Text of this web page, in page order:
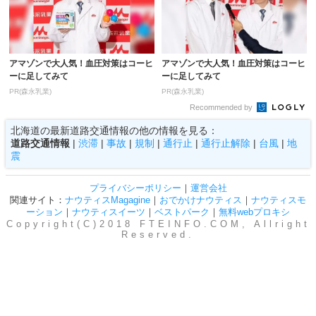
アマゾンで大人気！血圧対策はコーヒ
ーに足してみて
PR(森永乳業)
アマゾンで大人気！血圧対策はコーヒ
ーに足してみて
PR(森永乳業)
Recommended by
北海道の最新道路交通情報の他の情報を見る：
道路交通情報 | 渋滞 | 事故 | 規制 | 通行止 | 通行止解除 | 台風 | 地
震
プライバシーポリシー ｜ 運営会社
関連サイト： ナウティスMagagine ｜ おでかけナウティス ｜ ナウティスモ
ーション ｜ ナウティスイーツ ｜ ベストパーク ｜ 無料webプロキシ
Copyright(C)2018 FTEINFO.COM, Allright
Reserved.